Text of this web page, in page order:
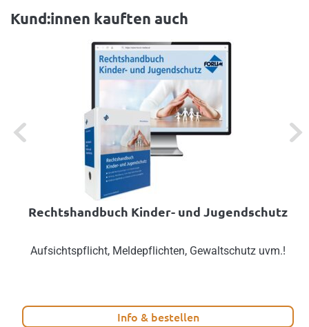
Kund:innen kauften auch
Previous Next
Rechtshandbuch Kinder- und Jugendschutz
Aufsichtspflicht, Meldepflichten, Gewaltschutz uvm.!
Info & bestellen